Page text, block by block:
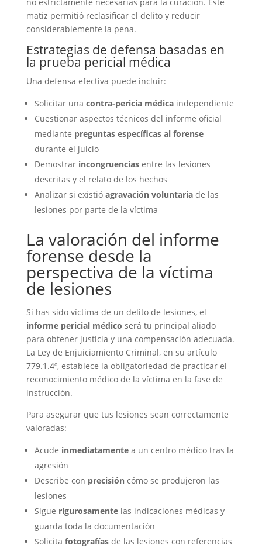
no estrictamente necesarias para la curación. Este
matiz permitió reclasificar el delito y reducir
considerablemente la pena.
Estrategias de defensa basadas en
la prueba pericial médica
Una defensa efectiva puede incluir:
Solicitar una contra-pericia médicaindependiente
Cuestionar aspectos técnicos del informe oficial
mediante preguntas específicas al forense
durante el juicio
Demostrar incongruenciasentre las lesiones
descritas y el relato de los hechos
Analizar si existió agravación voluntariade las
lesiones por parte de la víctima
La valoración del informe
forense desde la
perspectiva de la víctima
de lesiones
Si has sido víctima de un delito de lesiones, el
informe pericial médico será tu principal aliado
para obtener justicia y una compensación adecuada.
La Ley de Enjuiciamiento Criminal, en su artículo
779.1.4º, establece la obligatoriedad de practicar el
reconocimiento médico de la víctima en la fase de
instrucción.
Para asegurar que tus lesiones sean correctamente
valoradas:
Acude inmediatamentea un centro médico tras la
agresión
Describe con precisióncómo se produjeron las
lesiones
Sigue rigurosamentelas indicaciones médicas y
guarda toda la documentación
Solicita fotografíasde las lesiones con referencias